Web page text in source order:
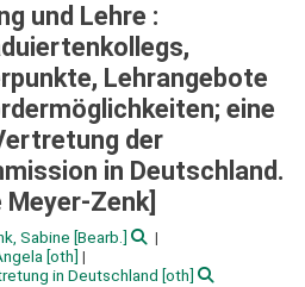
und Lehre :
Lehrangebote
eine
der
in Deutschland.
Meyer-Zenk]
Sabine [Bearb.]
[oth]
in Deutschland [oth]